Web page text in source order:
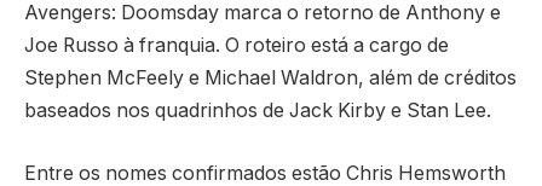
Avengers: Doomsday marca o retorno de Anthony e
Joe Russo à franquia. O roteiro está a cargo de
Stephen McFeely e Michael Waldron, além de créditos
baseados nos quadrinhos de Jack Kirby e Stan Lee.
Entre os nomes confirmados estão Chris Hemsworth